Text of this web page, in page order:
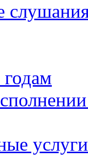
услуги